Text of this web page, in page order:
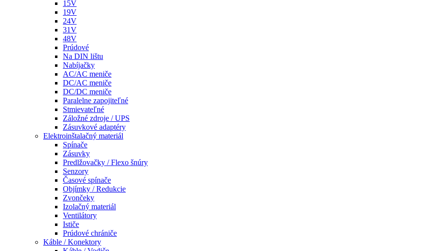
15V
19V
24V
31V
48V
Prúdové
Na DIN lištu
Nabíjačky
AC/AC meniče
DC/AC meniče
DC/DC meniče
Paralelne zapojiteľné
Stmievateľné
Záložné zdroje / UPS
Zásuvkové adaptéry
Elektroinštalačný materiál
Spínače
Zásuvky
Predlžovačky / Flexo šnúry
Senzory
Časové spínače
Objímky / Redukcie
Zvončeky
Izolačný materiál
Ventilátory
Ističe
Prúdové chrániče
Káble / Konektory